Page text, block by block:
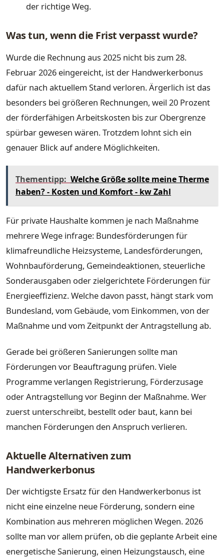
der richtige Weg.
Was tun, wenn die Frist verpasst wurde?
Wurde die Rechnung aus 2025 nicht bis zum 28.
Februar 2026 eingereicht, ist der Handwerkerbonus
dafür nach aktuellem Stand verloren. Ärgerlich ist das
besonders bei größeren Rechnungen, weil 20 Prozent
der förderfähigen Arbeitskosten bis zur Obergrenze
spürbar gewesen wären. Trotzdem lohnt sich ein
genauer Blick auf andere Möglichkeiten.
Thementipp: Welche Größe sollte meine Therme
haben? - Kosten und Komfort - kw Zahl
Für private Haushalte kommen je nach Maßnahme
mehrere Wege infrage: Bundesförderungen für
klimafreundliche Heizsysteme, Landesförderungen,
Wohnbauförderung, Gemeindeaktionen, steuerliche
Sonderausgaben oder zielgerichtete Förderungen für
Energieeffizienz. Welche davon passt, hängt stark vom
Bundesland, vom Gebäude, vom Einkommen, von der
Maßnahme und vom Zeitpunkt der Antragstellung ab.
Gerade bei größeren Sanierungen sollte man
Förderungen vor Beauftragung prüfen. Viele
Programme verlangen Registrierung, Förderzusage
oder Antragstellung vor Beginn der Maßnahme. Wer
zuerst unterschreibt, bestellt oder baut, kann bei
manchen Förderungen den Anspruch verlieren.
Aktuelle Alternativen zum
Handwerkerbonus
Der wichtigste Ersatz für den Handwerkerbonus ist
nicht eine einzelne neue Förderung, sondern eine
Kombination aus mehreren möglichen Wegen. 2026
sollte man vor allem prüfen, ob die geplante Arbeit eine
energetische Sanierung, einen Heizungstausch, eine